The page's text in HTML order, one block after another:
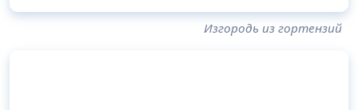
Изгородь из гортензий